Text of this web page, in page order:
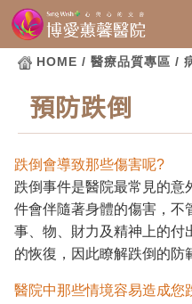
HOME / 醫療品質專區 /
預防跌倒
跌倒會導致那些傷害呢?
跌倒事件是醫院最常見的意
件會伴隨著身體的傷害，不
事、物、財力及精神上的付
的恢復，因此瞭解跌倒的防
醫院中那些情境容易造成您